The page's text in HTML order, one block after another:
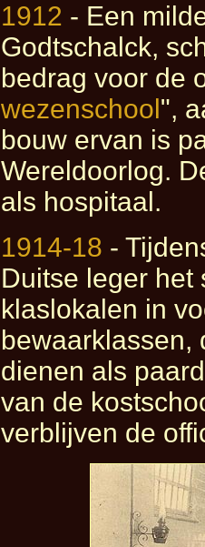
1912 - Een
Godtschalck,
bedrag voor de
wezenschool",
bouw ervan is
Wereldoorlog.
als hospitaal.
1914-18 -
Duitse leger het
klaslokalen in
bewaarklassen,
dienen als
van de
verblijven de